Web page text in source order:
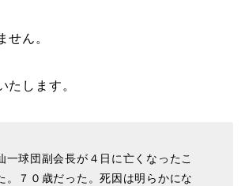
せん。
たします。
一球団副会長が４日に亡くなったこ
。７０歳だった。死因は明らかにな